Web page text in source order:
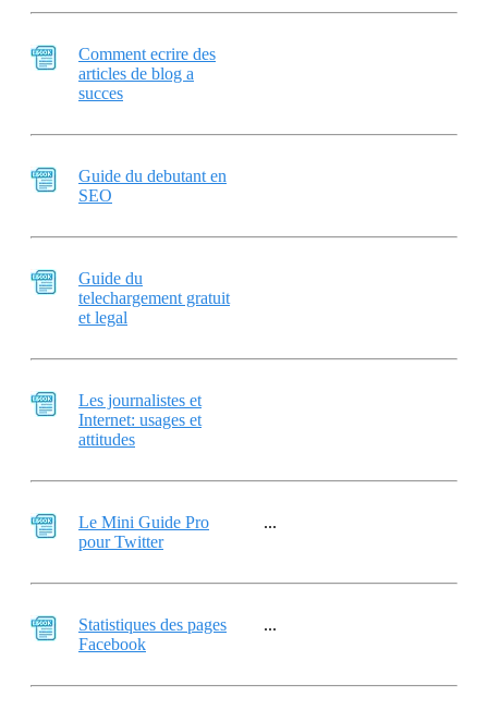
Comment ecrire des
articles de blog a
succes
Guide du debutant en
SEO
Guide du
telechargement gratuit
et legal
Les journalistes et
Internet: usages et
attitudes
Le Mini Guide Pro
pour Twitter
...
Statistiques des pages
Facebook
...